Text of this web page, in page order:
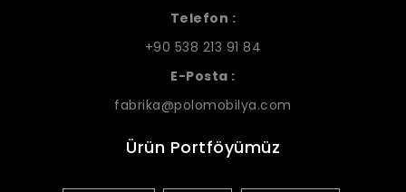
Telefon :
+90 538 213 91 84
E-Posta :
fabrika@polomobilya.com
Ürün Portföyümüz